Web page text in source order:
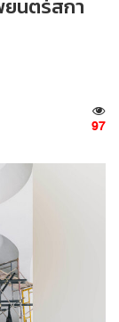
ยนตร์สกา
97